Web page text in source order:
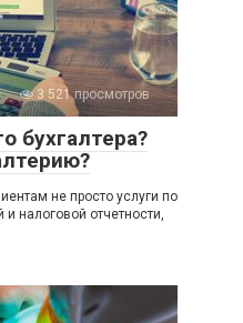
3 521 просмотров
бухгалтера?
не просто услуги по
налоговой отчетности,